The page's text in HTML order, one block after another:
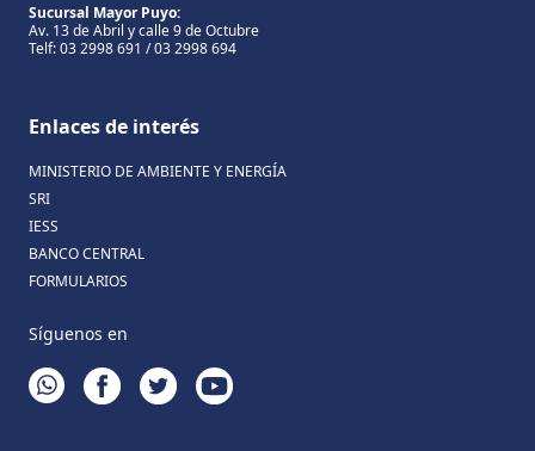
Sucursal Mayor Puyo:
Av. 13 de Abril y calle 9 de Octubre
Telf: 03 2998 691 / 03 2998 694
Enlaces de interés
MINISTERIO DE AMBIENTE Y ENERGÍA
SRI
IESS
BANCO CENTRAL
FORMULARIOS
Síguenos en
WHATSAPPFACEBOOKTWITTERYOUTUBE